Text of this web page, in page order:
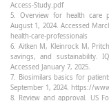
Access-Study.pdf
5. Overview for health care
August 1, 2024. Accessed
health-care-professionals
6. Aitken M, Kleinrock M,
savings, and sustainability.
Accessed January 7, 2025.
7. Biosimilars basics for
September 1, 2024. https://
8. Review and approval. US